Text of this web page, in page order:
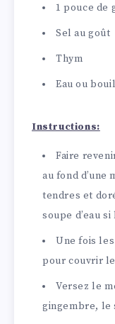
1 pouce de
Sel au goût
Thym
Eau ou
Instructions:
Faire
au fond d’une
tendres et
soupe d’eau
Une fois
pour couvrir
Versez le
gingembre, le